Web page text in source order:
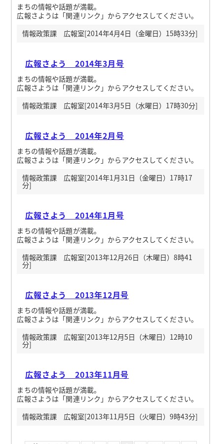
まちの情報や話題が満載。
広報さようは「関連リンク」からアクセスしてください。
情報政策課 広報室[2014年4月4日（金曜日）15時33分]
広報さよう 2014年3月号
まちの情報や話題が満載。
広報さようは「関連リンク」からアクセスしてください。
情報政策課 広報室[2014年3月5日（水曜日）17時30分]
広報さよう 2014年2月号
まちの情報や話題が満載。
広報さようは「関連リンク」からアクセスしてください。
情報政策課 広報室[2014年1月31日（金曜日）17時17
分]
広報さよう 2014年1月号
まちの情報や話題が満載。
広報さようは「関連リンク」からアクセスしてください。
情報政策課 広報室[2013年12月26日（木曜日）8時41
分]
広報さよう 2013年12月号
まちの情報や話題が満載。
広報さようは「関連リンク」からアクセスしてください。
情報政策課 広報室[2013年12月5日（木曜日）12時10
分]
広報さよう 2013年11月号
まちの情報や話題が満載。
広報さようは「関連リンク」からアクセスしてください。
情報政策課 広報室[2013年11月5日（火曜日）9時43分]